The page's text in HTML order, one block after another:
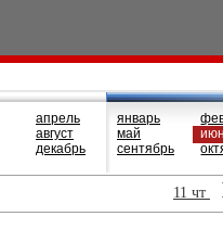
апрель
август
декабрь
январь
май
сентябрь
11 чт